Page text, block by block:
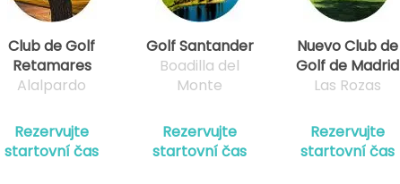
Club de Golf
Retamares
Alalpardo
Rezervujte
startovní čas
Golf Santander
Boadilla del
Monte
Rezervujte
startovní čas
Nuevo Club de
Golf de Madrid
Las Rozas
Rezervujte
startovní čas